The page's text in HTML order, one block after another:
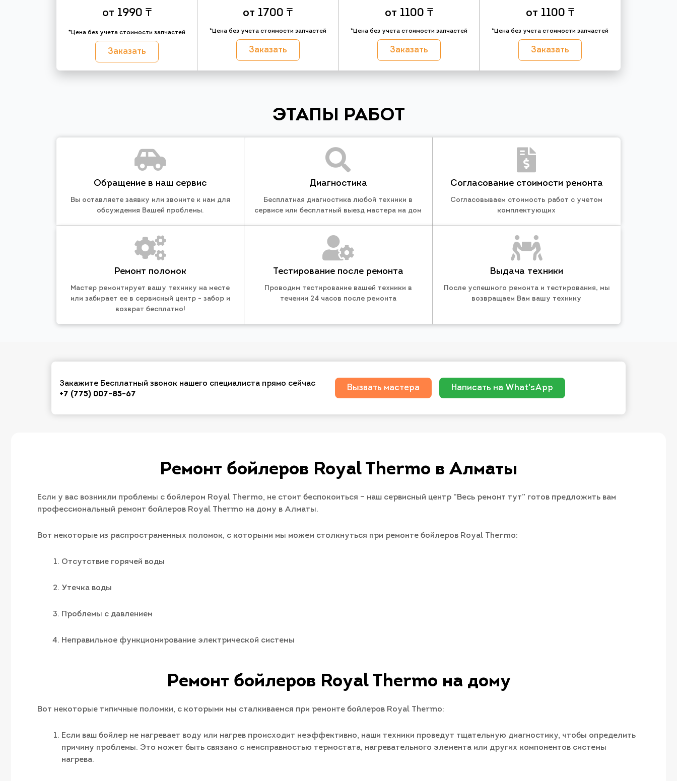
от 1990 ₸
*Цена без учета стоимости запчастей
Заказать
от 1700 ₸
*Цена без учета стоимости запчастей
Заказать
от 1100 ₸
*Цена без учета стоимости запчастей
Заказать
от 1100 ₸
*Цена без учета стоимости запчастей
Заказать
ЭТАПЫ РАБОТ
Обращение в наш сервис
Вы оставляете заявку или звоните к нам для
обсуждения Вашей проблемы.
Диагностика
Бесплатная диагностика любой техники в
сервисе или бесплатный выезд мастера на дом
Согласование стоимости ремонта
Согласовываем стоимость работ с учетом
комплектующих
Ремонт поломок
Мастер ремонтирует вашу технику на месте
или забирает ее в сервисный центр - забор и
возврат бесплатно!
Тестирование после ремонта
Проводим тестирование вашей техники в
течении 24 часов после ремонта
Выдача техники
После успешного ремонта и тестирования, мы
возвращаем Вам вашу технику
Закажите Бесплатный звонок нашего специалиста прямо сейчас
+7 (775) 007-85-67
Вызвать мастера Написать на What'sApp
Ремонт бойлеров Royal Thermo в Алматы
Если у вас возникли проблемы с бойлером Royal Thermo, не стоит беспокоиться – наш сервисный центр “Весь ремонт тут” готов предложить вам
профессиональный ремонт бойлеров Royal Thermo на дому в Алматы.
Вот некоторые из распространенных поломок, с которыми мы можем столкнуться при ремонте бойлеров Royal Thermo:
Отсутствие горячей воды
Утечка воды
Проблемы с давлением
Неправильное функционирование электрической системы
Ремонт бойлеров Royal Thermo на дому
Вот некоторые типичные поломки, с которыми мы сталкиваемся при ремонте бойлеров Royal Thermo:
Если ваш бойлер не нагревает воду или нагрев происходит неэффективно, наши техники проведут тщательную диагностику, чтобы определить
причину проблемы. Это может быть связано с неисправностью термостата, нагревательного элемента или других компонентов системы
нагрева.